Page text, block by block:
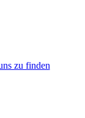
zu finden